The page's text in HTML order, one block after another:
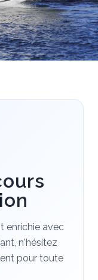
enrichie avec
n'hésitez
pour toute